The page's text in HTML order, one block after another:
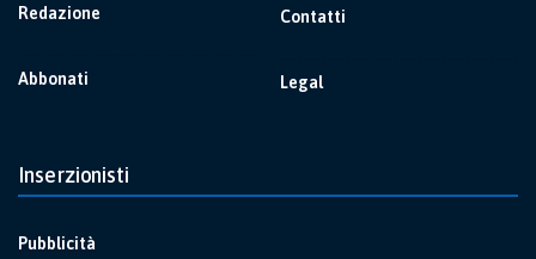
Redazione
Abbonati
Contatti
Legal
Inserzionisti
Pubblicità